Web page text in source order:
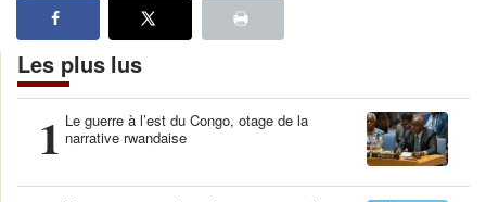
Les plus lus
1 Le guerre à l’est du Congo, otage de la
narrative rwandaise